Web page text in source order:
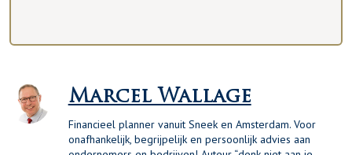
Marcel Wallage
Financieel planner vanuit Sneek en Amsterdam. Voor
onafhankelijk, begrijpelijk en persoonlijk advies aan